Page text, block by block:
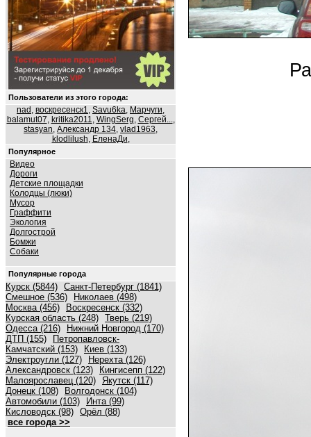
Пользователи из этого города:
nad , воскресенск1, Savu6ka, Марчуги,
balamut07, kritika2011, WingSerg, Сергей...,
stasyan, Александр 134, vlad1963,
klodlilush, ЕленаДи,
Популярное
Видео
Дороги
Детские площадки
Колодцы (люки)
Мусор
Граффити
Экология
Долгострой
Бомжи
Собаки
Популярные города
Курск (5844) Санкт-Петербург (1841)
Смешное (536)
Николаев (498)
Москва (456)
Воскресенск (332)
Курская область (248) Тверь (219)
Одесса (216)
Нижний Новгород (170)
ДТП (155)
Петропавловск-
Камчатский (153)
Киев (133)
Электроугли (127)
Нерехта (126)
Александровск (123)
Кингисепп (122)
Малоярославец (120) Якутск (117)
Донецк (108)
Волгодонск (104)
Автомобили (103)
Инта (99)
Кисловодск (98) Орёл (88)
все города >>